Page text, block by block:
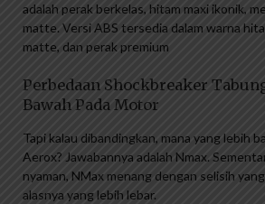
adalah perak berkelas, hitam maxi ikonik,
matte. Versi ABS tersedia dalam warna
matte, dan perak premium
Perbedaan Shockbreaker
Bawah Pada Motor
Tapi kalau dibandingkan, mana yang lebih
Aerox? Jawabannya adalah Nmax.
nyaman, NMax menang dengan selisih
alasnya yang lebih lebar.